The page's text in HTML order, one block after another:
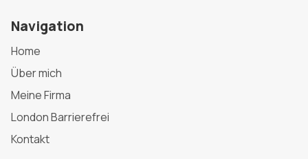
Navigation
Home
Über mich
Meine Firma
London Barrierefrei
Kontakt